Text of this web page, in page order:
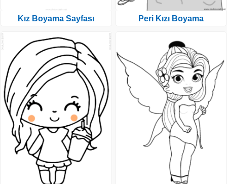
Kız Boyama Sayfası Peri Kızı Boyama